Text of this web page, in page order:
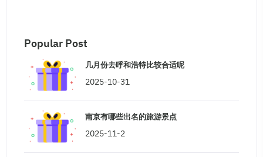
Popular Post
几月份去呼和浩特比较合适呢
2025-10-31
南京有哪些出名的旅游景点
2025-11-2